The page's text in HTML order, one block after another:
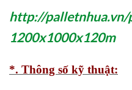
http://
1200x1000x120m
*. Thông số kỹ thuật: